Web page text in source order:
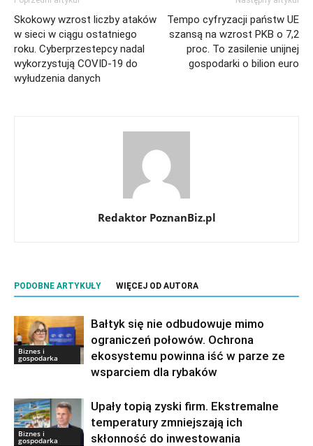
Skokowy wzrost liczby ataków
w sieci w ciągu ostatniego
roku. Cyberprzestepcy nadal
wykorzystują COVID-19 do
wyłudzenia danych
Tempo cyfryzacji państw UE
szansą na wzrost PKB o 7,2
proc. To zasilenie unijnej
gospodarki o bilion euro
Redaktor PoznanBiz.pl
PODOBNE ARTYKUŁY WIĘCEJ OD AUTORA
Biznes i
gospodarka
Bałtyk się nie odbudowuje mimo
ograniczeń połowów. Ochrona
ekosystemu powinna iść w parze ze
wsparciem dla rybaków
Biznes i
gospodarka
Upały topią zyski firm. Ekstremalne
temperatury zmniejszają ich
skłonność do inwestowania